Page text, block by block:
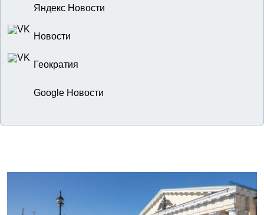
Яндекс Новости
Новости
Геократия
Google Новости